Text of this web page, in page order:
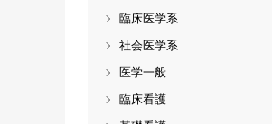
臨床医学系
社会医学系
医学一般
臨床看護